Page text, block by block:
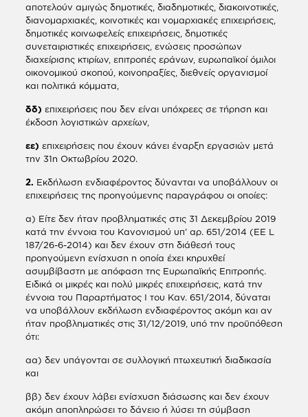
αποτελούν αμιγώς δημοτικές, διαδημοτικές, διακοινοτικές,
διανομαρχιακές, κοινοτικές και νομαρχιακές επιχειρήσεις,
δημοτικές κοινωφελείς επιχειρήσεις, δημοτικές
συνεταιριστικές επιχειρήσεις, ενώσεις προσώπων
διαχείρισης κτιρίων, επιτροπές εράνων, ευρωπαϊκοί όμιλοι
οικονομικού σκοπού, κοινοπραξίες, διεθνείς οργανισμοί
και πολιτικά κόμματα,
δδ) επιχειρήσεις που δεν είναι υπόχρεες σε τήρηση και
έκδοση λογιστικών αρχείων,
εε) επιχειρήσεις που έχουν κάνει έναρξη εργασιών μετά
την 31η Οκτωβρίου 2020.
2. Εκδήλωση ενδιαφέροντος δύνανται να υποβάλλουν οι
επιχειρήσεις της προηγούμενης παραγράφου οι οποίες:
α) Είτε δεν ήταν προβληματικές στις 31 Δεκεμβρίου 2019
κατά την έννοια του Κανονισμού υπ’ αρ. 651/2014 (ΕΕ L
187/26-6-2014) και δεν έχουν στη διάθεσή τους
προηγούμενη ενίσχυση η οποία έχει κηρυχθεί
ασυμβίβαστη με απόφαση της Ευρωπαϊκής Επιτροπής.
Ειδικά οι μικρές και πολύ μικρές επιχειρήσεις, κατά την
έννοια του Παραρτήματος Ι του Καν. 651/2014, δύναται
να υποβάλλουν εκδήλωση ενδιαφέροντος ακόμη και αν
ήταν προβληματικές στις 31/12/2019, υπό την προϋπόθεση
ότι:
αα) δεν υπάγονται σε συλλογική πτωχευτική διαδικασία
και
ββ) δεν έχουν λάβει ενίσχυση διάσωσης και δεν έχουν
ακόμη αποπληρώσει το δάνειο ή λύσει τη σύμβαση